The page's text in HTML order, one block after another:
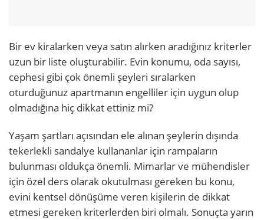
Bir ev kiralarken veya satın alırken aradığınız kriterler
uzun bir liste oluşturabilir. Evin konumu, oda sayısı,
cephesi gibi çok önemli şeyleri sıralarken
oturduğunuz apartmanın engelliler için uygun olup
olmadığına hiç dikkat ettiniz mi?
Yaşam şartları açısından ele alınan şeylerin dışında
tekerlekli sandalye kullananlar için rampaların
bulunması oldukça önemli. Mimarlar ve mühendisler
için özel ders olarak okutulması gereken bu konu,
evini kentsel dönüşüme veren kişilerin de dikkat
etmesi gereken kriterlerden biri olmalı. Sonuçta yarın